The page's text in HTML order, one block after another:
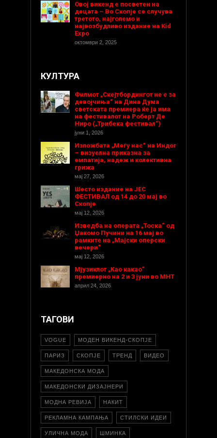
Овој викенд е посветен на
децата – Во Скопје се случува
третото, најголемо и
највозбудливо издание на Kid
Expo
октомври 2, 2025
КУЛТУРА
Филмот „Скејтбордингот не е за
девојчиња“ на Дина Дума
светската премиера ќе ја има
на фестивалот на Роберт Де
Ниро („Трибека фестивал“)
јуни 1, 2026
Изложбата „Меѓу нас“ на Индог
– визуелна приказна за
емпатија, надеж и колективна
грижа
мај 27, 2026
Шесто издание на ЈЕС
ФЕСТИВАЛ од 14 до 20 мај во
Скопје
мај 12, 2026
Изведба на операта „Тоска“ од
Џакомо Пучини на 16 мај во
рамките на „Мајски оперски
вечери“
мај 12, 2026
Мјузиклот „Као какао“
премиерно на 2 и 3 јуни во МНТ
април 24, 2026
ТАГОВИ
VOGUE МОДЕН ВИКЕНД-СКОПЈЕ
ПАРИЗ СКОПЈЕ ТРЕНД ВИДЕО
МАКЕДОНСКА МОДА
МАКЕДОНСКИ ДИЗАЈНЕРИ
МОДНА РЕВИЈА НАКИТ
РЕКЛАМНА КАМПАЊА СТИЛСКИ ИДЕИ
УЛИЧНА МОДА ШМИНКА